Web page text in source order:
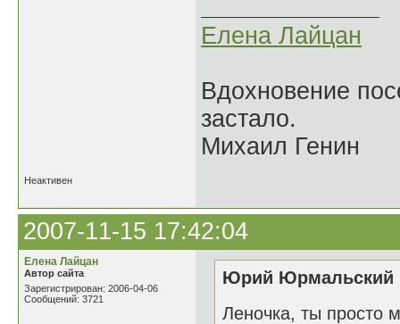
Елена Лайцан
Вдохновение
застало.
Михаил Генин
Неактивен
2007-11-15 17:42:04
Елена Лайцан
Автор сайта
Зарегистрирован: 2006-04-06
Сообщений: 3721
Юрий Юрмальский
Леночка, ты просто